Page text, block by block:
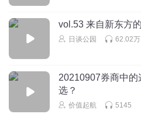
vol.53 来自新东方
日谈公园 62.02万
20210907券商中的
选？
价值起航 5145